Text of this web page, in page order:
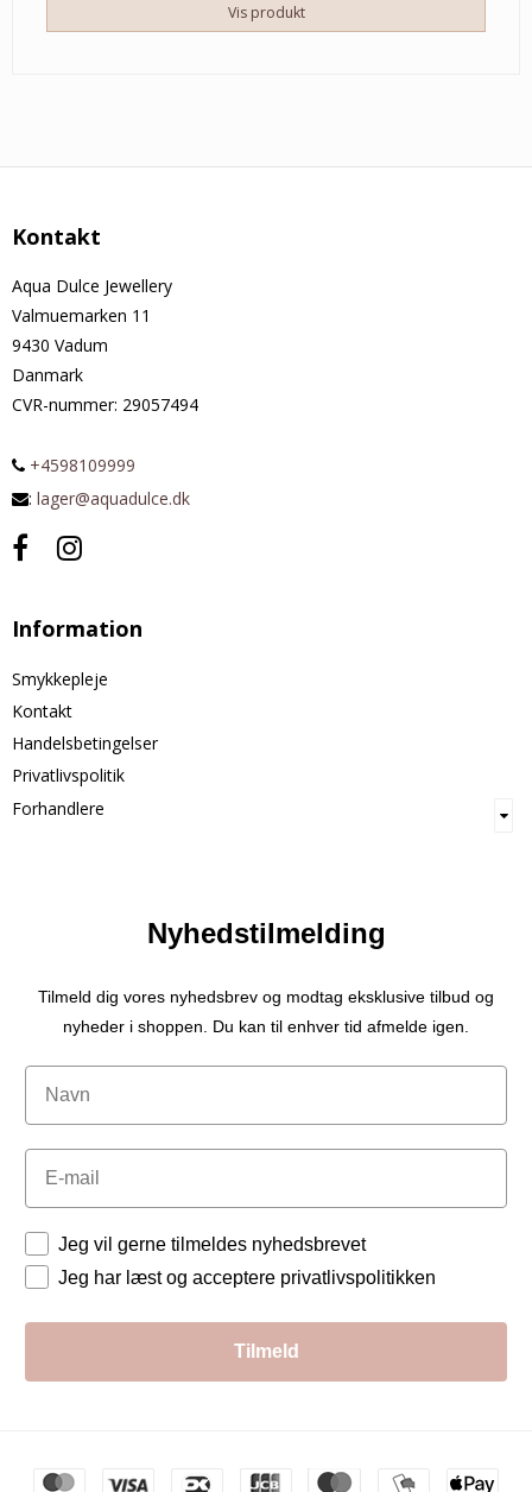
Vis produkt
Kontakt
Aqua Dulce Jewellery
Valmuemarken 11
9430 Vadum
Danmark
CVR-nummer: 29057494
+4598109999
: lager@aquadulce.dk
Information
Smykkepleje
Kontakt
Handelsbetingelser
Privatlivspolitik
Forhandlere
Nyhedstilmelding
Tilmeld dig vores nyhedsbrev og modtag eksklusive tilbud og
nyheder i shoppen. Du kan til enhver tid afmelde igen.
Navn
Email
Tilladelser
Jeg vil gerne tilmeldes nyhedsbrevet
Jeg har læst og acceptere privatlivspolitikken
Tilmeld